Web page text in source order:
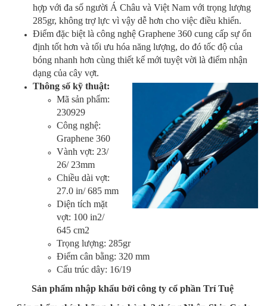
hợp với đa số người Á Châu và Việt Nam với trọng lượng
285gr, không trợ lực vì vậy dễ hơn cho việc điều khiển.
Điểm đặc biệt là công nghệ Graphene 360 cung cấp sự ổn
định tốt hơn và tối ưu hóa năng lượng, do đó tốc độ của
bóng nhanh hơn cùng thiết kế mới tuyệt vời là điểm nhận
dạng của cây vợt.
Thông số kỹ thuật:
Mã sản phẩm:
230929
Công nghệ:
Graphene 360
Vành vợt: 23/
26/ 23mm
Chiều dài vợt:
27.0 in/ 685 mm
Diện tích mặt
vợt: 100 in2/
645 cm2
Trọng lượng: 285gr
Điểm cân bằng: 320 mm
Cấu trúc dây: 16/19
Sản phẩm nhập khẩu bởi công ty cổ phần Trí Tuệ